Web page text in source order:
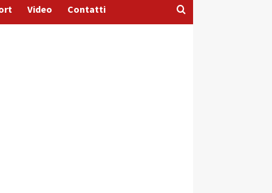
Video Contatti